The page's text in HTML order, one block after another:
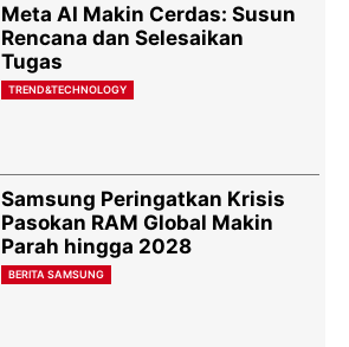
Meta AI Makin Cerdas: Susun
Rencana dan Selesaikan
Tugas
TREND&TECHNOLOGY
Samsung Peringatkan Krisis
Pasokan RAM Global Makin
Parah hingga 2028
BERITA SAMSUNG